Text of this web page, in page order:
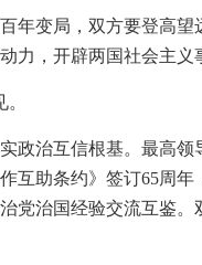
年变局，双方要登高
力，开辟两国社会主义
政治互信根基。最高
互助条约》签订65周
党治国经验交流互鉴